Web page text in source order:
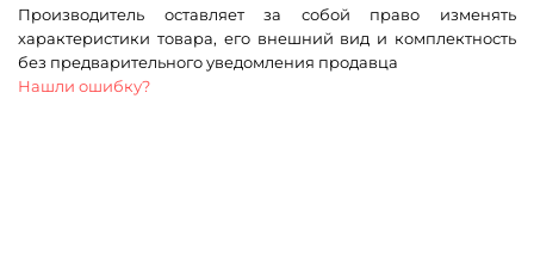
Производитель оставляет за собой право изменять
характеристики товара, его внешний вид и комплектность
без предварительного уведомления продавца
Нашли ошибку?